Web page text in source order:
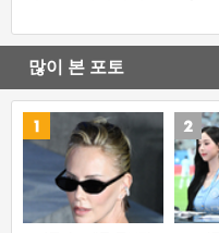
많이 본 포토